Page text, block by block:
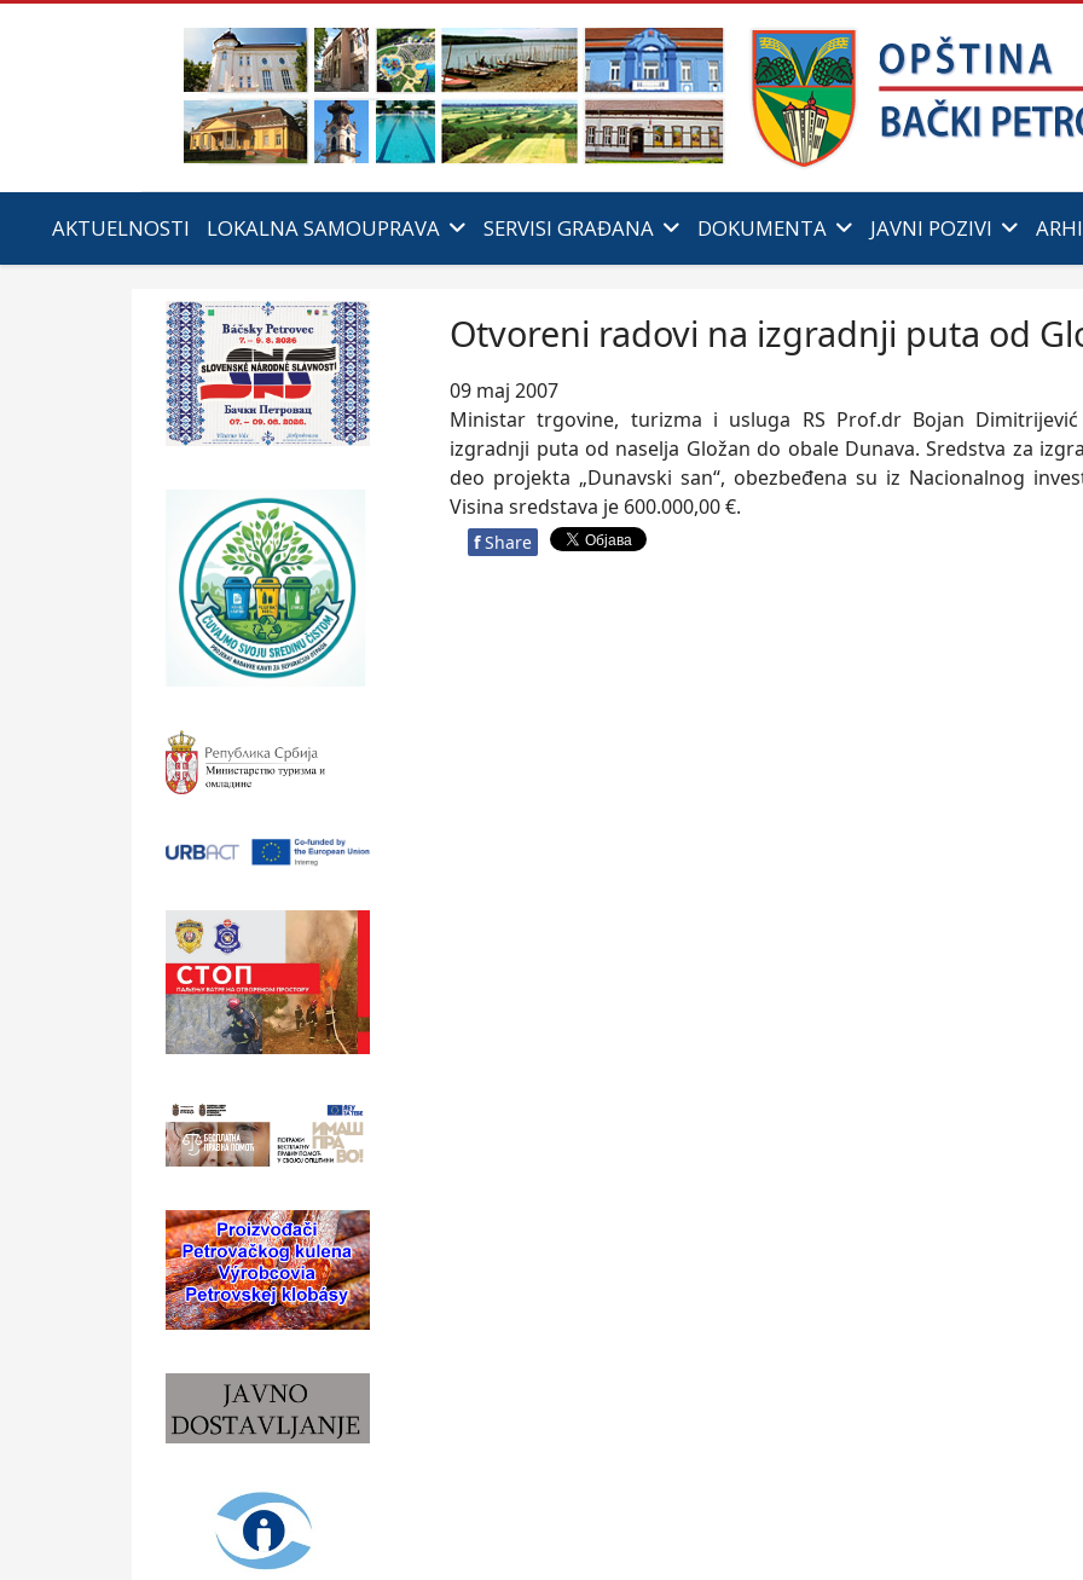
AKTUELNOSTI LOKALNA SAMOUPRAVA SERVISI GRAĐANA DOKUMENTA JAVNI POZIVI
Otvoreni radovi na izgradnji puta od
09 maj 2007
Ministar trgovine, turizma i usluga RS Prof.dr Bojan
izgradnji puta od naselja Gložan do obale Dunava. Sredstva za
deo projekta „Dunavski san“, obezbeđena su iz Nacionalnog
Visina sredstava je 600.000,00 €.
f Share